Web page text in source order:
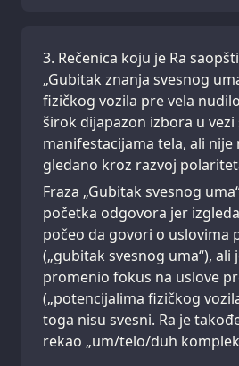
Rečenica koju je Ra
„Gubitak znanja svesnog
fizičkog vozila pre vela
širok dijapazon izbora u
manifestacijama tela, ali
gledano kroz razvoj
Fraza „Gubitak svesnog
početka odgovora jer
počeo da govori o uslovima
(„gubitak svesnog uma“), ali
promenio fokus na uslove
(„potencijalima fizičkog
toga nisu svesni. Ra je
rekao „um/telo/duh